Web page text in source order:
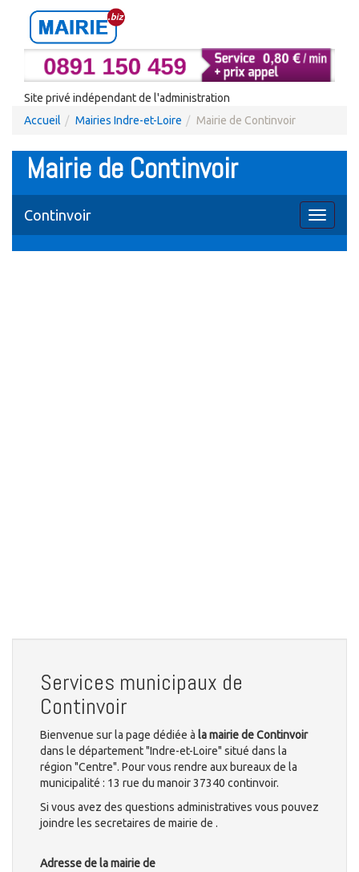
Site privé indépendant de l'administration
Accueil
Mairies Indre-et-Loire Mairie de Continvoir
Mairie de Continvoir
Toggle
Continvoir
Services municipaux de
Continvoir
Bienvenue sur la page dédiée à la mairie de Continvoir
dans le département "Indre-et-Loire" situé dans la
région "Centre". Pour vous rendre aux bureaux de la
municipalité : 13 rue du manoir 37340 continvoir.
Si vous avez des questions administratives vous pouvez
joindre les secretaires de mairie de .
Adresse de la mairie de